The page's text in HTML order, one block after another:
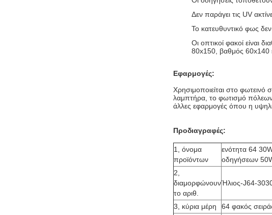
Δεν παράγει τις UV
Το κατευθυντικό φως
Οι οπτικοί φακοί είναι
80x150, βαθμός 60x140
Εφαρμογές:
Χρησιμοποιείται στο
λαμπτήρα, το φωτισμό
άλλες εφαρμογές όπου η
Προδιαγραφές:
1, όνομα
προϊόντων
ενότητα 64
οδηγήσεων
2,
διαμορφώνουν
το αριθ.
Ήλιος-J64-
3, κύρια μέρη
64 φακός